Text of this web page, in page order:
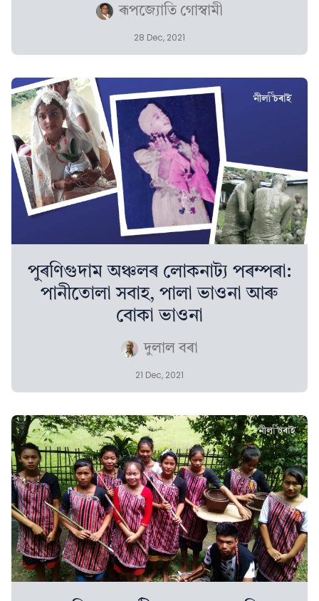
ৰূপজ্যোতি গোস্বামী
28 Dec, 2021
পুৰণিগুদাম অঞ্চলৰ লোকনাট্য পৰম্পৰা:
পানীতোলা সবাহ, পালা ভাওনা আৰু
বোকা ভাওনা
দুলাল বৰা
21 Dec, 2021